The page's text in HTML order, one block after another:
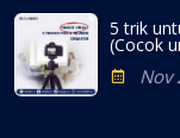
5 trik
(Cocok
Nov